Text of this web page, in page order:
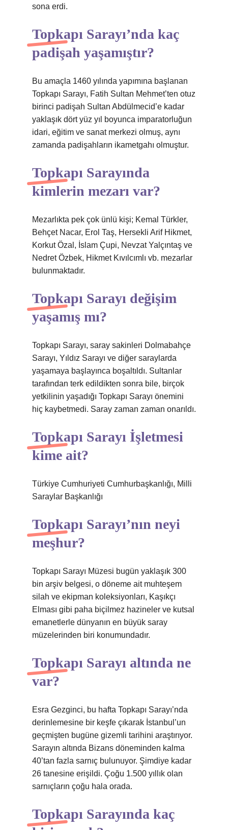
sona erdi.
Topkapı Sarayı’nda kaç
padişah yaşamıştır?
Bu amaçla 1460 yılında yapımına başlanan
Topkapı Sarayı, Fatih Sultan Mehmet’ten otuz
birinci padişah Sultan Abdülmecid’e kadar
yaklaşık dört yüz yıl boyunca imparatorluğun
idari, eğitim ve sanat merkezi olmuş, aynı
zamanda padişahların ikametgahı olmuştur.
Topkapı Sarayında
kimlerin mezarı var?
Mezarlıkta pek çok ünlü kişi; Kemal Türkler,
Behçet Nacar, Erol Taş, Hersekli Arif Hikmet,
Korkut Özal, İslam Çupi, Nevzat Yalçıntaş ve
Nedret Özbek, Hikmet Kıvılcımlı vb. mezarlar
bulunmaktadır.
Topkapı Sarayı değişim
yaşamış mı?
Topkapı Sarayı, saray sakinleri Dolmabahçe
Sarayı, Yıldız Sarayı ve diğer saraylarda
yaşamaya başlayınca boşaltıldı. Sultanlar
tarafından terk edildikten sonra bile, birçok
yetkilinin yaşadığı Topkapı Sarayı önemini
hiç kaybetmedi. Saray zaman zaman onarıldı.
Topkapı Sarayı İşletmesi
kime ait?
Türkiye Cumhuriyeti Cumhurbaşkanlığı, Milli
Saraylar Başkanlığı
Topkapı Sarayı’nın neyi
meşhur?
Topkapı Sarayı Müzesi bugün yaklaşık 300
bin arşiv belgesi, o döneme ait muhteşem
silah ve ekipman koleksiyonları, Kaşıkçı
Elması gibi paha biçilmez hazineler ve kutsal
emanetlerle dünyanın en büyük saray
müzelerinden biri konumundadır.
Topkapı Sarayı altında ne
var?
Esra Gezginci, bu hafta Topkapı Sarayı’nda
derinlemesine bir keşfe çıkarak İstanbul’un
geçmişten bugüne gizemli tarihini araştırıyor.
Sarayın altında Bizans döneminden kalma
40’tan fazla sarnıç bulunuyor. Şimdiye kadar
26 tanesine erişildi. Çoğu 1.500 yıllık olan
sarnıçların çoğu hala orada.
Topkapı Sarayında kaç